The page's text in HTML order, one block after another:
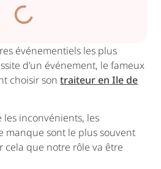
événementiels les plus
d’un événement, le fameux
choisir sontraiteur en Ile de
les inconvénients, les
manque sont le plus souvent
cela que notre rôle va être